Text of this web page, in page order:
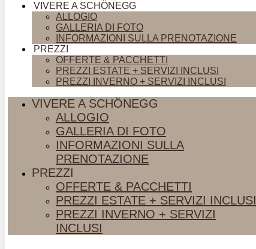
VIVERE A SCHÖNEGG
ALLOGIO
GALLERIA DI FOTO
INFORMAZIONI SULLA PRENOTAZIONE
PREZZI
OFFERTE & PACCHETTI
PREZZI ESTATE + SERVIZI INCLUSI
PREZZI INVERNO + SERVIZI INCLUSI
VIVERE A SCHÖNEGG
ALLOGIO
GALLERIA DI FOTO
INFORMAZIONI SULLA
PRENOTAZIONE
PREZZI
OFFERTE & PACCHETTI
PREZZI ESTATE + SERVIZI INCLUSI
PREZZI INVERNO + SERVIZI
INCLUSI